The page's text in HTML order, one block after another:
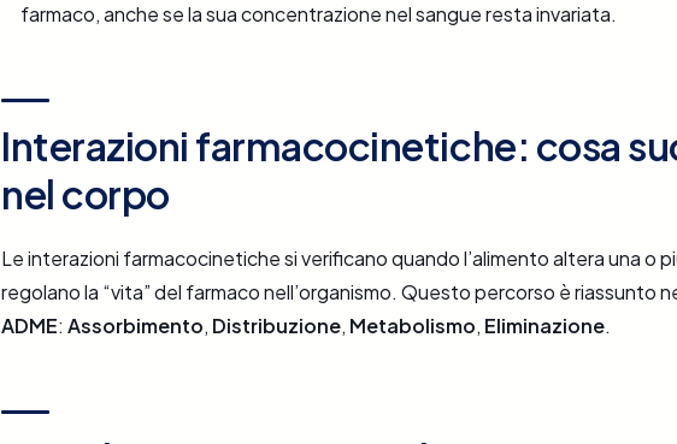
farmaco, anche se la sua concentrazione nel sangue resta invariata.
Interazioni farmacocinetiche: cosa
nel corpo
Le interazioni farmacocinetiche si verificano quando l’alimento altera una o
regolano la “vita” del farmaco nell’organismo. Questo percorso è riassunto
ADME: Assorbimento, Distribuzione, Metabolismo, Eliminazione.